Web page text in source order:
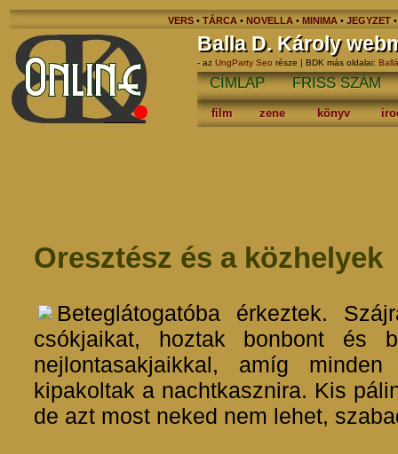
VERS• TÁRCA• NOVELLA• MINIMA • JEGYZET
Balla D. Károly
- az UngParty Seo része | BDK más oldalai:
CÍMLAP FRISS SZÁM
film zene könyv
Oresztész és a közhelyek
Beteglátogatóba érkeztek.
csókjaikat, hoztak bonbont és
nejlontasakjaikkal, amíg minden
kipakoltak a nachtkasznira. Kis
de azt most neked nem lehet,